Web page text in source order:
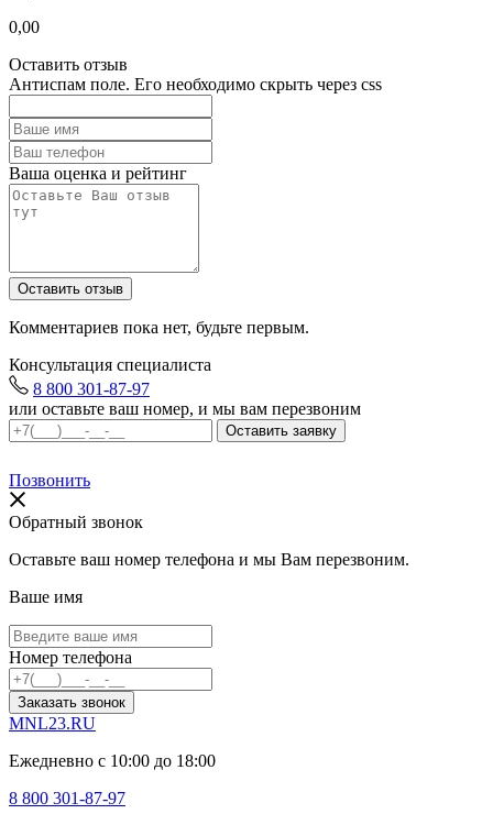
0,00
Оставить отзыв
Антиспам поле. Его необходимо скрыть через css
Ваша оценка и рейтинг
Комментариев пока нет, будьте первым.
Консультация специалиста
8 800 301-87-97
или оставьте ваш номер, и мы вам перезвоним
Позвонить
Обратный звонок
Оставьте ваш номер телефона и мы Вам перезвоним.
Ваше имя
Номер телефона
Заказать звонок
MNL23.RU
Ежедневно с 10:00 до 18:00
8 800 301-87-97